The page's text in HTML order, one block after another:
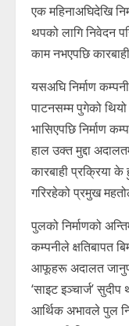
एक महिनाअघिदेखि
थपको लागि निवेदन
काम नभएपछि
यसअघि निर्माण
पाटनसम्म पुगेको
भासिएपछि निर्माण
हाल उक्त मुद्दा
कारबाही प्रक्रिया के
गरिरहेको प्रमुख
पुलको निर्माणको
कम्पनीले क्षतिबापत
आफूहरू अदालत
‘साइट इञ्चार्ज’
आर्थिक अभावले पुल